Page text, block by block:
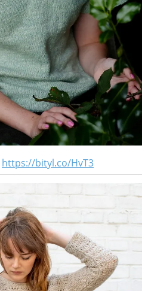
https://bityl.co/HvT3